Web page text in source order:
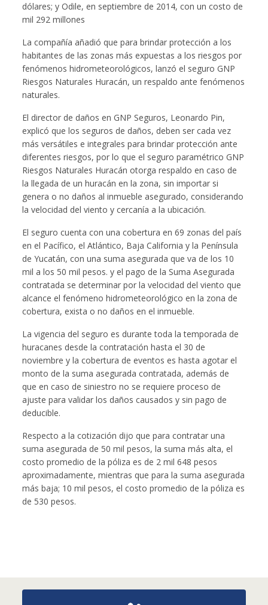
dólares; y Odile, en septiembre de 2014, con un costo de
mil 292 millones
La compañía añadió que para brindar protección a los
habitantes de las zonas más expuestas a los riesgos por
fenómenos hidrometeorológicos, lanzó el seguro GNP
Riesgos Naturales Huracán, un respaldo ante fenómenos
naturales.
El director de daños en GNP Seguros, Leonardo Pin,
explicó que los seguros de daños, deben ser cada vez
más versátiles e integrales para brindar protección ante
diferentes riesgos, por lo que el seguro paramétrico GNP
Riesgos Naturales Huracán otorga respaldo en caso de
la llegada de un huracán en la zona, sin importar si
genera o no daños al inmueble asegurado, considerando
la velocidad del viento y cercanía a la ubicación.
El seguro cuenta con una cobertura en 69 zonas del país
en el Pacífico, el Atlántico, Baja California y la Península
de Yucatán, con una suma asegurada que va de los 10
mil a los 50 mil pesos. y el pago de la Suma Asegurada
contratada se determinar por la velocidad del viento que
alcance el fenómeno hidrometeorológico en la zona de
cobertura, exista o no daños en el inmueble.
La vigencia del seguro es durante toda la temporada de
huracanes desde la contratación hasta el 30 de
noviembre y la cobertura de eventos es hasta agotar el
monto de la suma asegurada contratada, además de
que en caso de siniestro no se requiere proceso de
ajuste para validar los daños causados y sin pago de
deducible.
Respecto a la cotización dijo que para contratar una
suma asegurada de 50 mil pesos, la suma más alta, el
costo promedio de la póliza es de 2 mil 648 pesos
aproximadamente, mientras que para la suma asegurada
más baja; 10 mil pesos, el costo promedio de la póliza es
de 530 pesos.